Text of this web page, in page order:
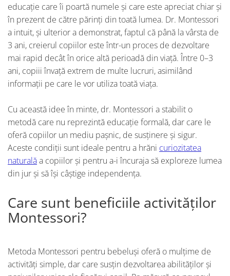
educație care îi poartă numele și care este apreciat chiar și
în prezent de către părinți din toată lumea. Dr. Montessori
a intuit, și ulterior a demonstrat, faptul că până la vârsta de
3 ani, creierul copiilor este într-un proces de dezvoltare
mai rapid decât în orice altă perioadă din viață. Între 0–3
ani, copiii învață extrem de multe lucruri, asimilând
informații pe care le vor utiliza toată viața.
Cu această idee în minte, dr. Montessori a stabilit o
metodă care nu reprezintă educație formală, dar care le
oferă copiilor un mediu pașnic, de susținere și sigur.
Aceste condiții sunt ideale pentru a hrăni curiozitatea
naturalăa copiilor și pentru a-i încuraja să exploreze lumea
din jur și să își câștige independența.
Care sunt beneficiile activităților
Montessori?
Metoda Montessori pentru bebeluși oferă o mulțime de
activități simple, dar care susțin dezvoltarea abilităților și